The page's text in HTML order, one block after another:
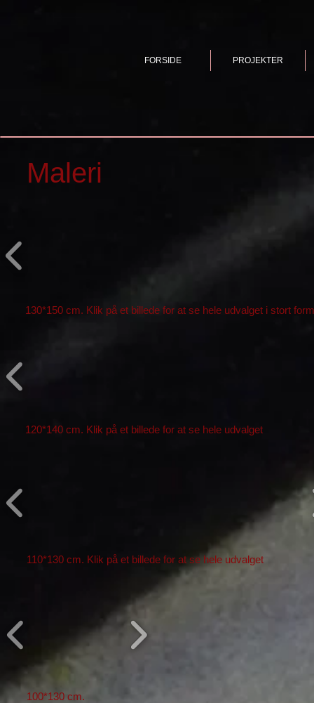
FORSIDE PROJEKTER
Maleri
130*150 cm. Klik på et billede for at se hele udvalget i stort
120*140 cm. Klik på et billede for at se hele udvalget
110*130 cm. Klik på et billede for at se hele udvalget
100*130 cm.